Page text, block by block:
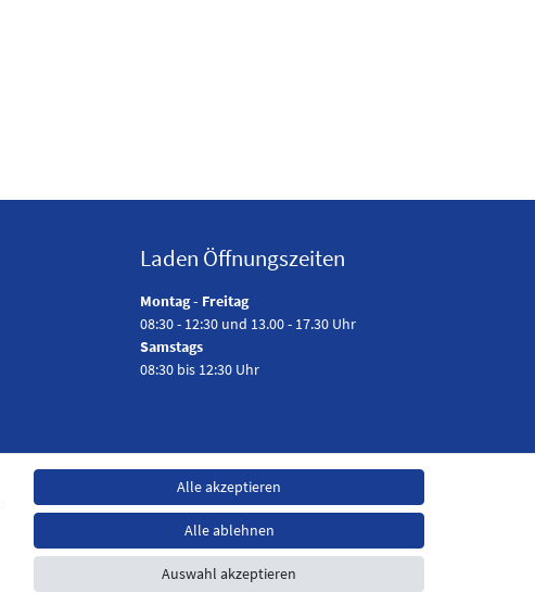
Laden Öffnungszeiten
Montag - Freitag
08:30 - 12:30 und 13.00 - 17.30 Uhr
Samstags
08:30 bis 12:30 Uhr
Alle akzeptieren
Alle ablehnen
Auswahl akzeptieren